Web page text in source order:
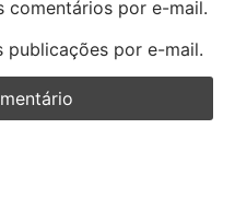
comentários por e-mail.
publicações por e-mail.